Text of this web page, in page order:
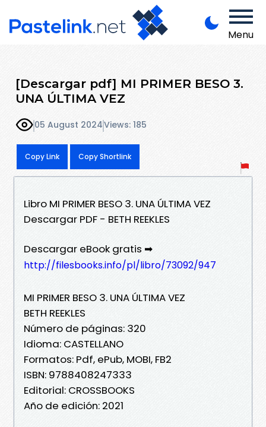
Menu
[Descargar pdf] MI PRIMER BESO 3.
UNA ÚLTIMA VEZ
05 August 2024Views: 185
Copy Link Copy Shortlink
Libro MI PRIMER BESO 3. UNA ÚLTIMA VEZ
Descargar PDF - BETH REEKLES
Descargar eBook gratis ➡
http://filesbooks.info/pl/libro/73092/947
MI PRIMER BESO 3. UNA ÚLTIMA VEZ
BETH REEKLES
Número de páginas: 320
Idioma: CASTELLANO
Formatos: Pdf, ePub, MOBI, FB2
ISBN: 9788408247333
Editorial: CROSSBOOKS
Año de edición: 2021